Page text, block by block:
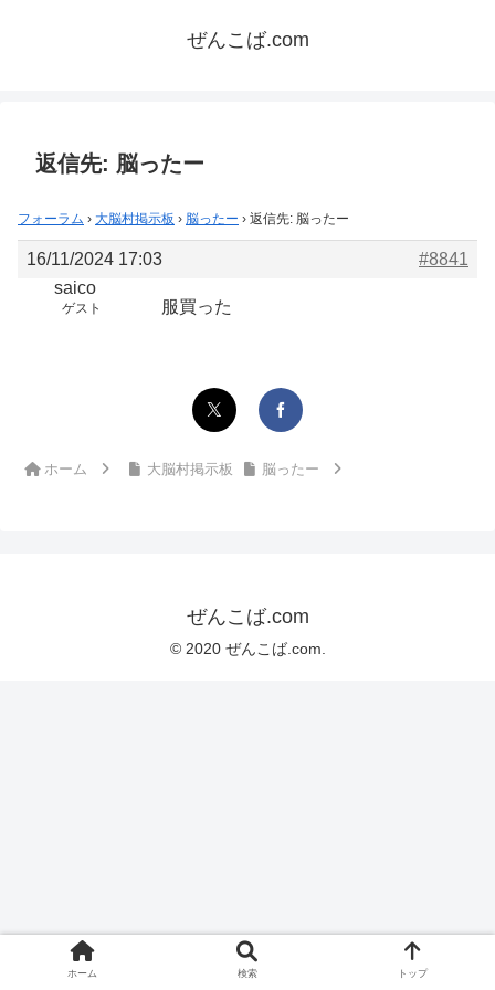
ぜんこば.com
返信先: 脳ったー
フォーラム › 大脳村掲示板 › 脳ったー › 返信先: 脳ったー
16/11/2024 17:03
#8841
saico
ゲスト 服買った
ホーム 大脳村掲示板 脳ったー
ぜんこば.com
© 2020 ぜんこば.com.
ホーム 検索 トップ